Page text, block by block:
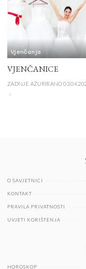
Vjenčanja
VJENČANICE
ZADNJE AŽURIRANO
O SAVJETNICI
KONTAKT
PRAVILA PRIVATNOSTI
UVJETI KORIŠTENJA
HOROSKOP